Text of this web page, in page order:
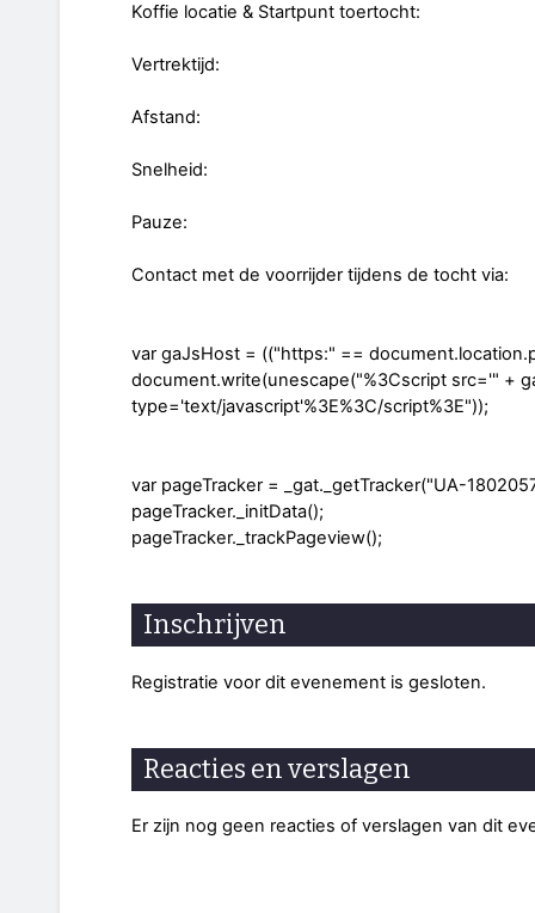
Koffie locatie & Startpunt toertocht:
Vertrektijd:
Afstand:
Snelheid:
Pauze:
Contact met de voorrijder tijdens de tocht via:
var gaJsHost = (("https:" ==
document.write(unescape("%3Cscript src='" +
type='text/javascript'%3E%3C/script%3E"));
var pageTracker = _gat._getTracker("UA-
pageTracker._initData();
pageTracker._trackPageview();
Inschrijven
Registratie voor dit evenement is gesloten.
Reacties en verslagen
Er zijn nog geen reacties of verslagen van dit